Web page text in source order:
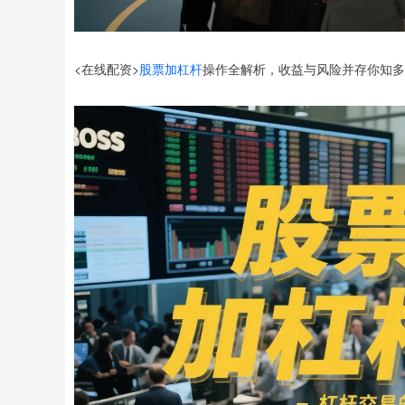
<在线配资>股票加杠杆操作全解析，收益与风险并存你知